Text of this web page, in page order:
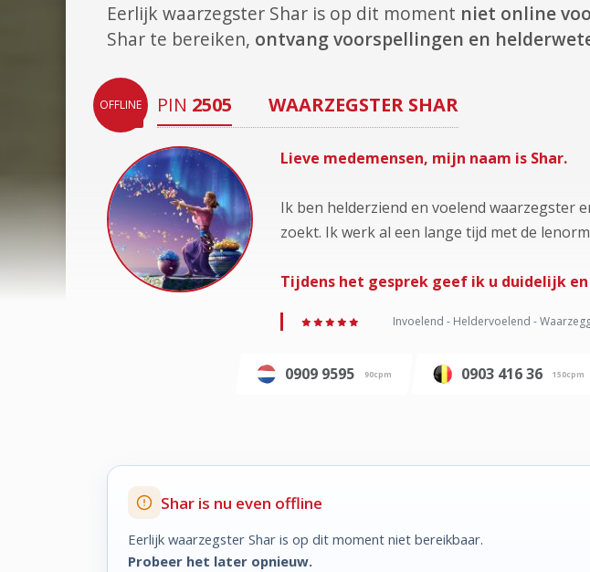
Eerlijk waarzegster Shar is op dit moment niet online
Shar te bereiken, ontvang voorspellingen en
OFFLINE PIN 2505 WAARZEGSTER SHAR
Lieve medemensen, mijn naam is Shar.
Ik ben helderziend en voelend waarzegster
zoekt. Ik werk al een lange tijd met de
Tijdens het gesprek geef ik u duidelijk
Invoelend - Heldervoelend -
0909 9595 90cpm 0903 416 36 150cpm
Shar is nu even offline
Eerlijk waarzegster Shar is op dit moment niet bereikbaar.
Probeer het later opnieuw.